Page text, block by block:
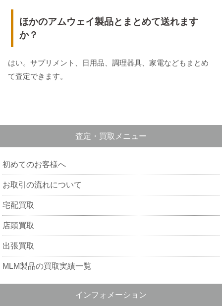
ほかのアムウェイ製品とまとめて送れます
か？
はい。サプリメント、日用品、調理器具、家電などもまとめ
て査定できます。
査定・買取メニュー
初めてのお客様へ
お取引の流れについて
宅配買取
店頭買取
出張買取
MLM製品の買取実績一覧
インフォメーション